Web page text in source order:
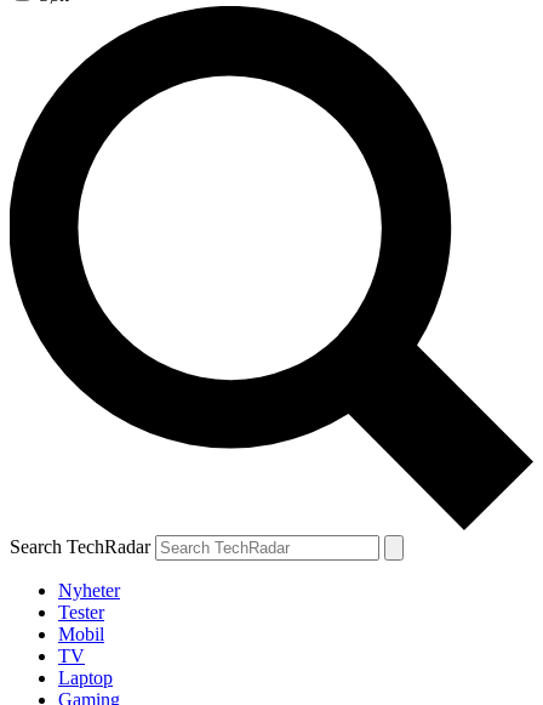
Search TechRadar
Nyheter
Tester
Mobil
TV
Laptop
Gaming